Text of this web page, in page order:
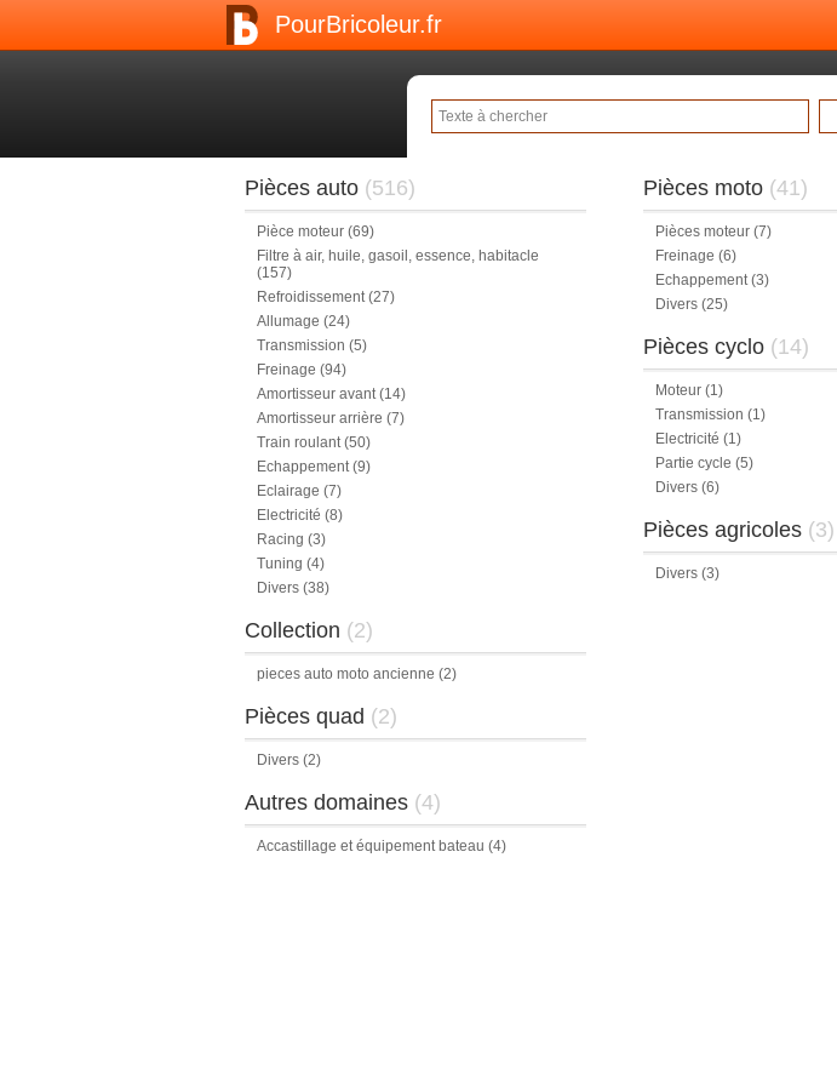
PourBricoleur.fr
Pièces auto (516)
Pièce moteur (69)
Filtre à air, huile, gasoil, essence, habitacle
(157)
Refroidissement (27)
Allumage (24)
Transmission (5)
Freinage (94)
Amortisseur avant (14)
Amortisseur arrière (7)
Train roulant (50)
Echappement (9)
Eclairage (7)
Electricité (8)
Racing (3)
Tuning (4)
Divers (38)
Collection (2)
pieces auto moto ancienne (2)
Pièces quad (2)
Divers (2)
Autres domaines (4)
Accastillage et équipement bateau (4)
Pièces moto (41)
Pièces moteur (7)
Freinage (6)
Echappement (3)
Divers (25)
Pièces cyclo (14)
Moteur (1)
Transmission (1)
Electricité (1)
Partie cycle (5)
Divers (6)
Pièces agricoles (3)
Divers (3)